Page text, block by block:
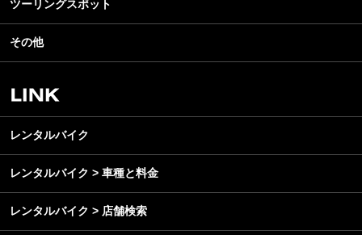
テクノロジー
名車・旧車
ビジネス
ツーリング
アウトドア
レンタルバイク
モータースポーツ
イベント
スクール・レッスン
ツーリングスポット
その他
レンタルバイク
レンタルバイク > 車種と料金
レンタルバイク > 店舗検索